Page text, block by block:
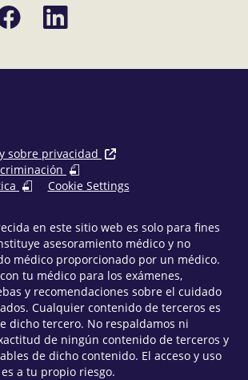
Compartir
en
sobre privacidad
Cookie Settings
en este sitio web es solo para fines
asesoramiento médico y no
médico proporcionado por un médico.
tu médico para los exámenes,
y recomendaciones sobre el cuidado
Cualquier contenido de terceros es
dicho tercero. No respaldamos ni
de ningún contenido de terceros y
de dicho contenido. El acceso y uso
a tu propio riesgo.